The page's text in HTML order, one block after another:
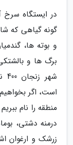
گونه گیاهی که
و بوته ها،
برگ ها و
است، اگر
منطقه را نام
درمنه دشتی،
زرشک و ارغوان